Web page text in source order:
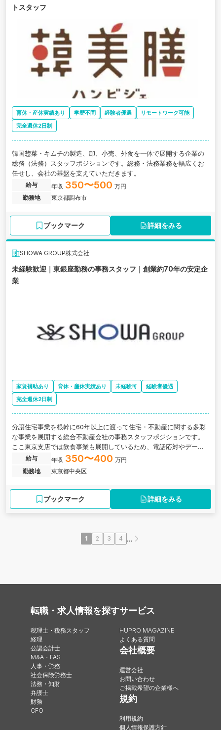
トスタッフ
育休・産休実績あり 学歴不問 経験者優遇
リモートワーク可能
完全週休2日制
韓国惣菜・キムチの製造、卸、小売、外食を一体で展開する企業の
総務（法務）スタッフポジションです。総務・法務業務を幅広くお
任せし、会社の基盤を支えていただきます。
給与 年収 350〜500 万円
勤務地
東京都調布市
ブックマーク 詳細をみる
SHOWA GROUP株式会社
未経験歓迎｜東銀座勤務の事務スタッフ｜創業約70年の安定企
業
家賃補助あり 育休・産休実績あり 未経験可
経験者優遇
完全週休2日制
分譲住宅事業を根幹に60年以上に渡って住宅・不動産に関する多彩
な事業を展開する総合不動産会社の事務スタッフポジションです。
ここ東京支店では飲食事業も展開しているため、電話応対やデータ
入力といった定型業務に限らず、幅広い業務を経験し成長できる職
場です。
給与 年収 350〜400 万円
勤務地
東京都中央区
ブックマーク 詳細をみる
1 2 3 4 ...
転職・求人情報を探す
税理士・税務スタッフ
経理
公認会計士
M&A・FAS
人事・労務
社会保険労務士
法務・知財
弁護士
財務
CFO
サービス
HUPRO MAGAZINE
よくある質問
会社概要
運営会社
お問い合わせ
ご掲載希望の企業様へ
規約
利用規約
個人情報保護方針